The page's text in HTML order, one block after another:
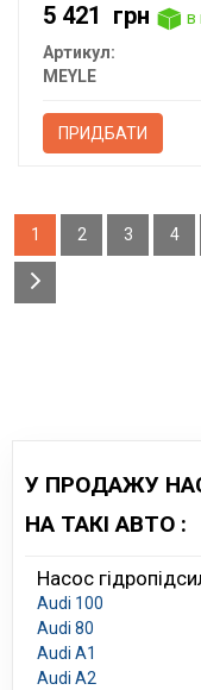
5 421 грн
в
Артикул:
MEYLE
ПРИДБАТИ
1 2 3 4
У ПРОДАЖУ
НА ТАКІ АВТО :
Насос
Audi 100
Audi 80
Audi A1
Audi A2